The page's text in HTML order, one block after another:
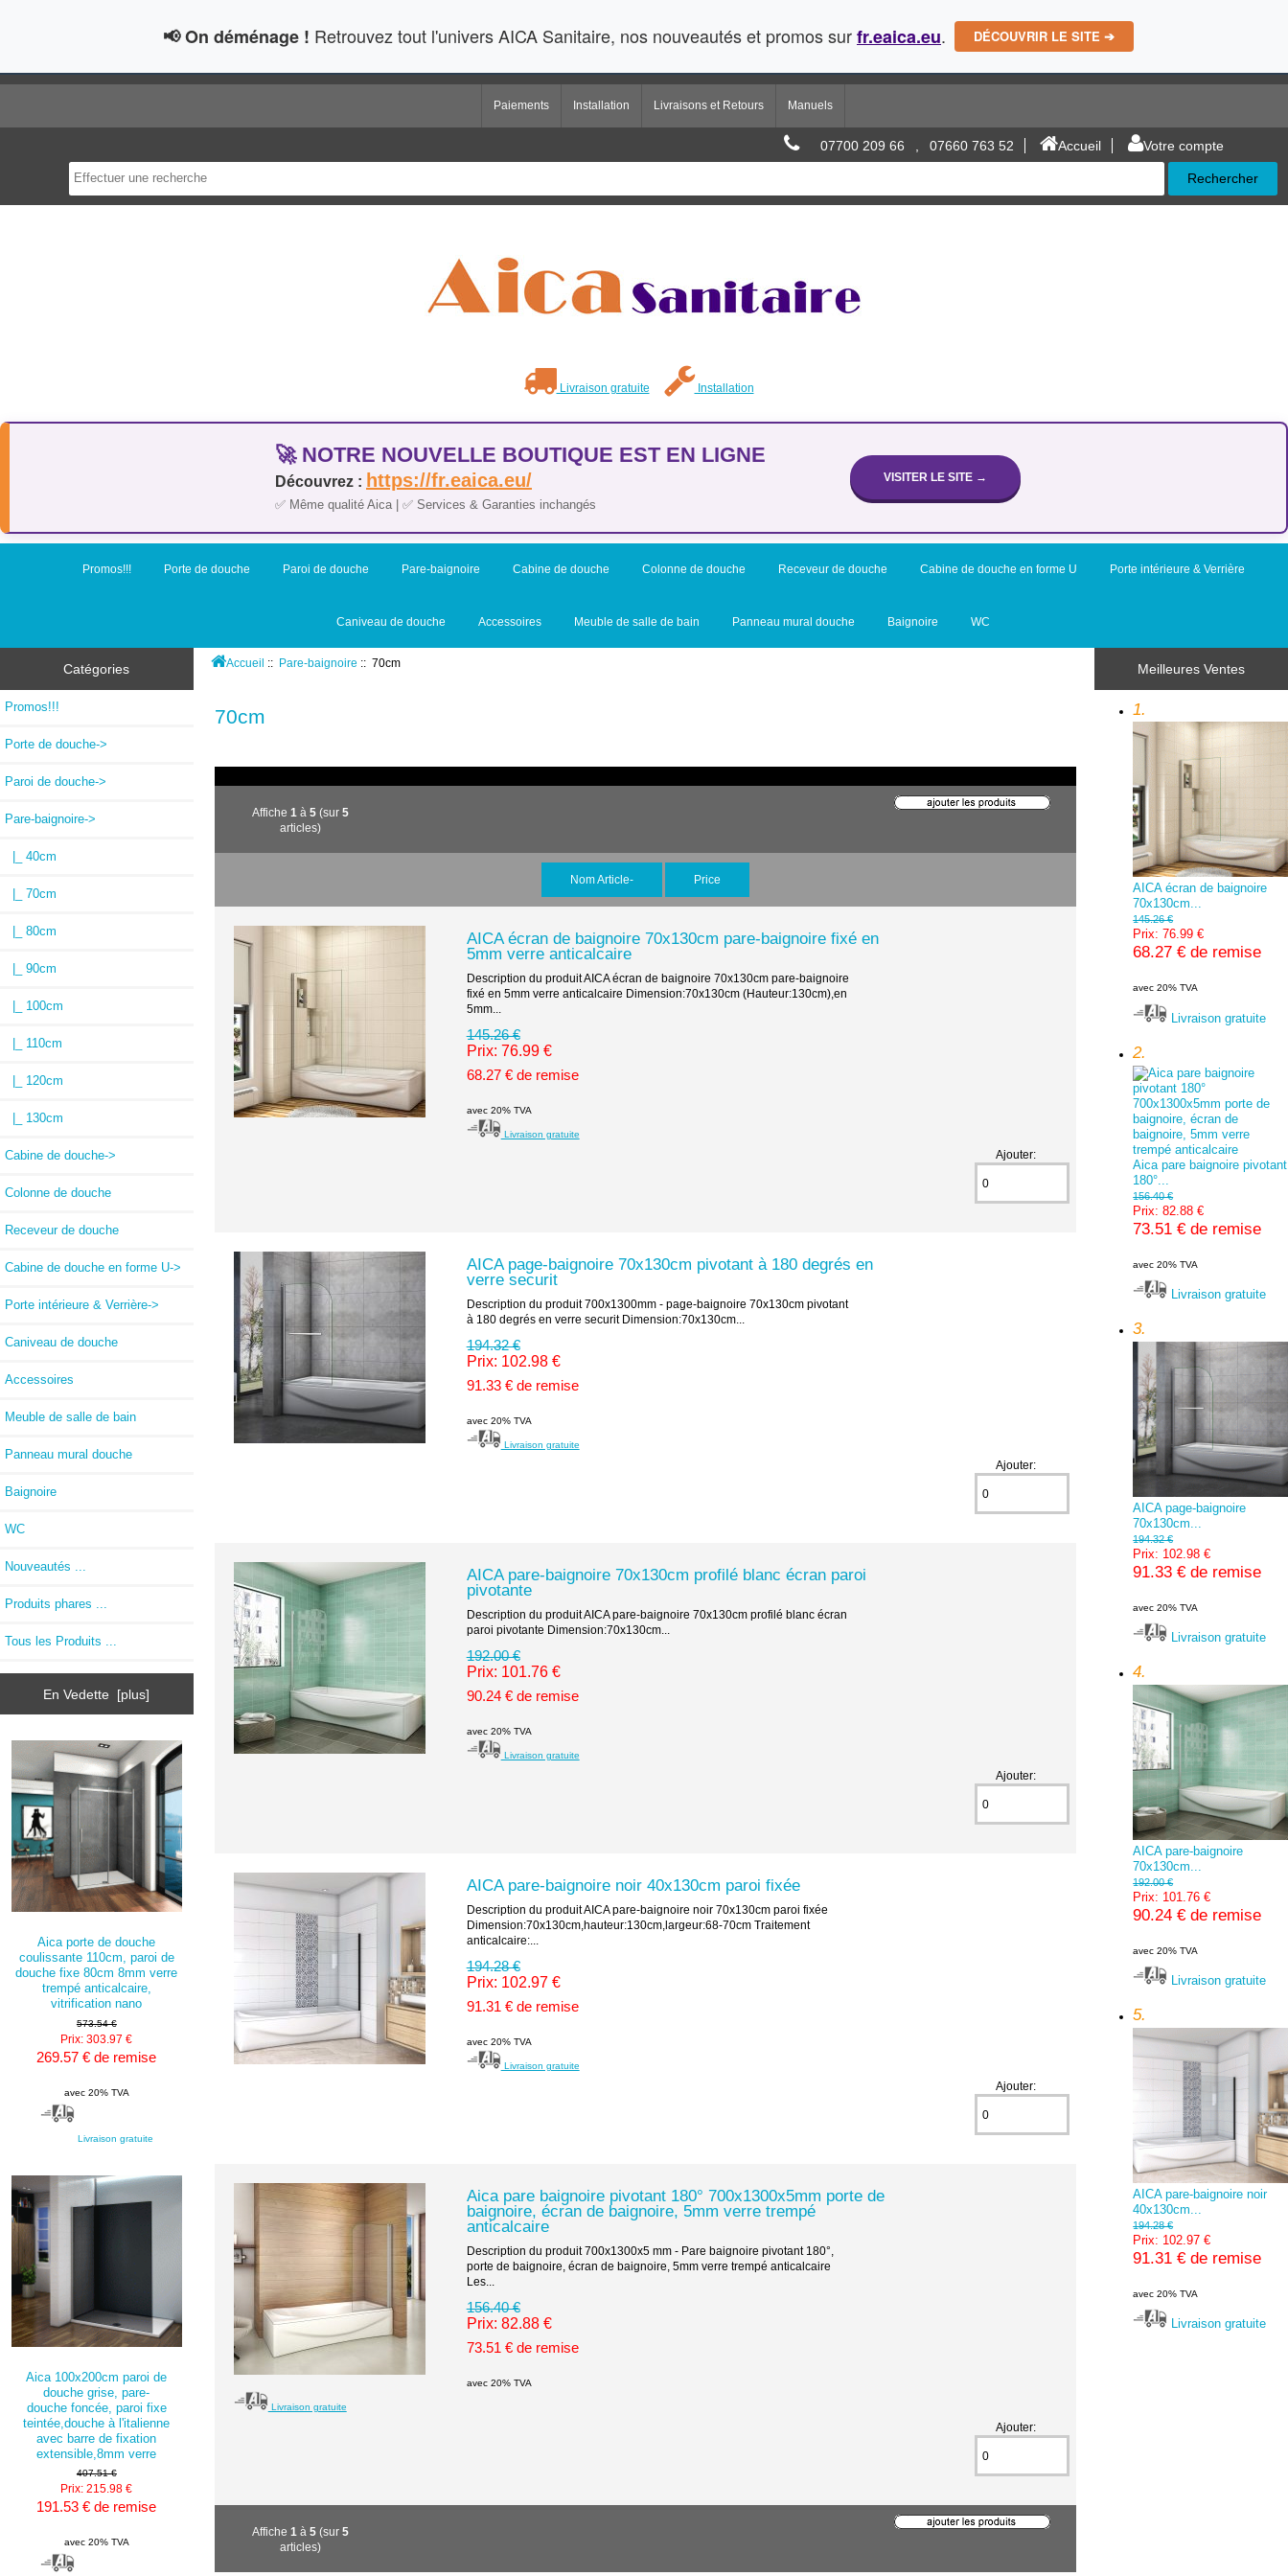
📢 On déménage ! Retrouvez tout l'univers AICA Sanitaire, nos nouveautés et promos surfr.eaica.eu. DÉCOUVRIR LE SITE ➔
Paiements Installation Livraisons et Retours Manuels
07700 209 66 07660 763 52 Accueil Votre compte
Livraison gratuite Installation
🚀 NOTRE NOUVELLE BOUTIQUE EST EN LIGNE
Découvrez : https://fr.eaica.eu/
✅ Même qualité Aica | ✅ Services & Garanties inchangés
VISITER LE SITE →
Promos!!! Porte de douche Paroi de douche Pare-baignoire Cabine de douche Colonne de douche Receveur de douche Cabine de douche en forme U Porte intérieure & Verrière
Caniveau de douche Accessoires Meuble de salle de bain Panneau mural douche Baignoire WC
Catégories
Promos!!!
Porte de douche->
Paroi de douche->
Pare-baignoire->
|_ 40cm
|_ 70cm
|_ 80cm
|_ 90cm
|_ 100cm
|_ 110cm
|_ 120cm
|_ 130cm
Cabine de douche->
Colonne de douche
Receveur de douche
Cabine de douche en forme U->
Porte intérieure & Verrière->
Caniveau de douche
Accessoires
Meuble de salle de bain
Panneau mural douche
Baignoire
WC
Nouveautés ...
Produits phares ...
Tous les Produits ...
En Vedette [plus]
Aica porte de douche
coulissante 110cm, paroi de
douche fixe 80cm 8mm verre
trempé anticalcaire,
vitrification nano
573.54 €
Prix: 303.97 €
269.57 € de remise
avec 20% TVA
Livraison gratuite
Aica 100x200cm paroi de
douche grise, pare-
douche foncée, paroi fixe
teintée,douche à l'italienne
avec barre de fixation
extensible,8mm verre
407.51 €
Prix: 215.98 €
191.53 € de remise
avec 20% TVA
Accueil :: Pare-baignoire :: 70cm
70cm
Affiche 1 à 5(sur 5
articles)
Nom Article- Price
AICA écran de baignoire 70x130cm pare-baignoire fixé en
5mm verre anticalcaire
Description du produit AICA écran de baignoire 70x130cm pare-baignoire
fixé en 5mm verre anticalcaire Dimension:70x130cm (Hauteur:130cm),en
5mm...
145.26 €
Prix: 76.99 €
68.27 € de remise
avec 20% TVA
Livraison gratuite
Ajouter:
AICA page-baignoire 70x130cm pivotant à 180 degrés en
verre securit
Description du produit 700x1300mm - page-baignoire 70x130cm pivotant
à 180 degrés en verre securit Dimension:70x130cm...
194.32 €
Prix: 102.98 €
91.33 € de remise
avec 20% TVA
Livraison gratuite
Ajouter:
AICA pare-baignoire 70x130cm profilé blanc écran paroi
pivotante
Description du produit AICA pare-baignoire 70x130cm profilé blanc écran
paroi pivotante Dimension:70x130cm...
192.00 €
Prix: 101.76 €
90.24 € de remise
avec 20% TVA
Livraison gratuite
Ajouter:
AICA pare-baignoire noir 40x130cm paroi fixée
Description du produit AICA pare-baignoire noir 70x130cm paroi fixée
Dimension:70x130cm,hauteur:130cm,largeur:68-70cm Traitement
anticalcaire:...
194.28 €
Prix: 102.97 €
91.31 € de remise
avec 20% TVA
Livraison gratuite
Ajouter:
Aica pare baignoire pivotant 180° 700x1300x5mm porte de
baignoire, écran de baignoire, 5mm verre trempé
anticalcaire
Description du produit 700x1300x5 mm - Pare baignoire pivotant 180°,
porte de baignoire, écran de baignoire, 5mm verre trempé anticalcaire
Les...
156.40 €
Prix: 82.88 €
73.51 € de remise
avec 20% TVA
Livraison gratuite
Ajouter:
Affiche 1 à 5(sur 5
articles)
Meilleures Ventes
1.
AICA écran de baignoire
70x130cm...
145.26 €
Prix: 76.99 €
68.27 € de remise
avec 20% TVA
Livraison gratuite
2.
Aica pare baignoire pivotant
180°...
156.40 €
Prix: 82.88 €
73.51 € de remise
avec 20% TVA
Livraison gratuite
3.
AICA page-baignoire
70x130cm...
194.32 €
Prix: 102.98 €
91.33 € de remise
avec 20% TVA
Livraison gratuite
4.
AICA pare-baignoire
70x130cm...
192.00 €
Prix: 101.76 €
90.24 € de remise
avec 20% TVA
Livraison gratuite
5.
AICA pare-baignoire noir
40x130cm...
194.28 €
Prix: 102.97 €
91.31 € de remise
avec 20% TVA
Livraison gratuite